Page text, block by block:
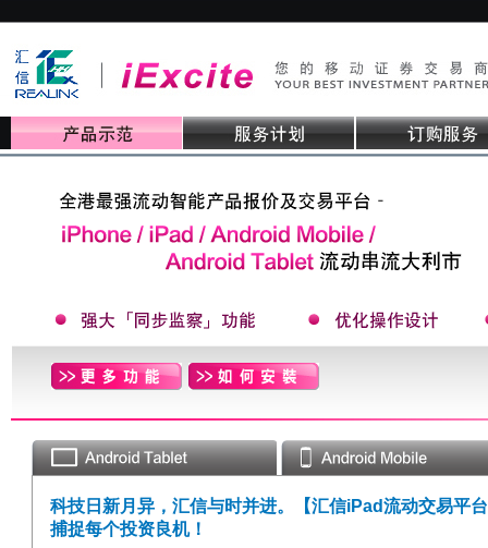
科技日新月异，汇信与时并进。【汇信iPad流动交易平
捕捉每个投资良机！